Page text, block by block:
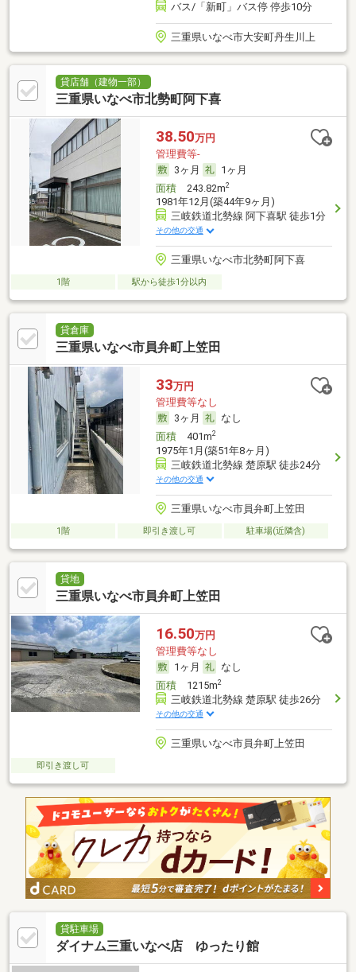
バス/「新町」バス停 停歩10分
三重県いなべ市大安町丹生川上
貸店舗（建物一部）
三重県いなべ市北勢町阿下喜
38.50万円
管理費等-
3ヶ月
1ヶ月
面積243.82m2
1981年12月(築44年9ヶ月)
三岐鉄道北勢線 阿下喜駅 徒歩1分
その他の交通
三重県いなべ市北勢町阿下喜
1階 駅から徒歩1分以内
貸倉庫
三重県いなべ市員弁町上笠田
33万円
管理費等なし
3ヶ月
なし
面積401m2
1975年1月(築51年8ヶ月)
三岐鉄道北勢線 楚原駅 徒歩24分
その他の交通
三重県いなべ市員弁町上笠田
1階 即引き渡し可 駐車場(近隣含)
貸地
三重県いなべ市員弁町上笠田
16.50万円
管理費等なし
1ヶ月
なし
面積1215m2
三岐鉄道北勢線 楚原駅 徒歩26分
その他の交通
三重県いなべ市員弁町上笠田
即引き渡し可
貸駐車場
ダイナム三重いなべ店 ゆったり館